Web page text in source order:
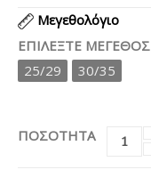
Μεγεθολόγιο
ΕΠΙΛΈΞΤΕ ΜΈΓΕΘΟΣ
25/29
30/35
ΠΟΣΟΤΗΤΑ